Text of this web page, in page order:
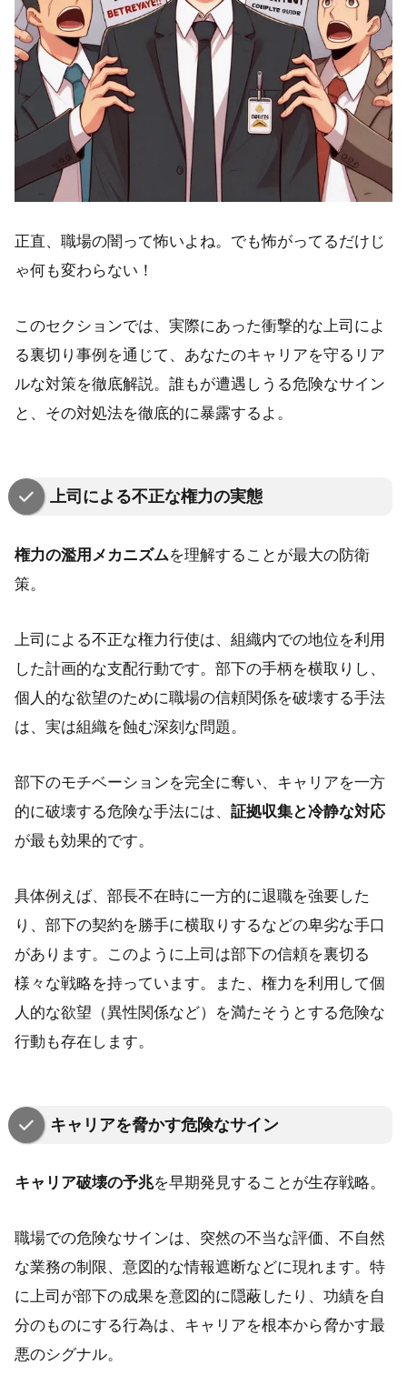
正直、職場の闇って怖いよね。でも怖がってるだけじ
ゃ何も変わらない！
このセクションでは、実際にあった衝撃的な上司によ
る裏切り事例を通じて、あなたのキャリアを守るリア
ルな対策を徹底解説。誰もが遭遇しうる危険なサイン
と、その対処法を徹底的に暴露するよ。
上司による不正な権力の実態
権力の濫用メカニズムを理解することが最大の防衛
策。
上司による不正な権力行使は、組織内での地位を利用
した計画的な支配行動です。部下の手柄を横取りし、
個人的な欲望のために職場の信頼関係を破壊する手法
は、実は組織を蝕む深刻な問題。
部下のモチベーションを完全に奪い、キャリアを一方
的に破壊する危険な手法には、 証拠収集と冷静な対応
が最も効果的です。
具体例えば、部長不在時に一方的に退職を強要した
り、部下の契約を勝手に横取りするなどの卑劣な手口
があります。このように上司は部下の信頼を裏切る
様々な戦略を持っています。また、権力を利用して個
人的な欲望（異性関係など）を満たそうとする危険な
行動も存在します。
キャリアを脅かす危険なサイン
キャリア破壊の予兆を早期発見することが生存戦略。
職場での危険なサインは、突然の不当な評価、不自然
な業務の制限、意図的な情報遮断などに現れます。特
に上司が部下の成果を意図的に隠蔽したり、功績を自
分のものにする行為は、キャリアを根本から脅かす最
悪のシグナル。